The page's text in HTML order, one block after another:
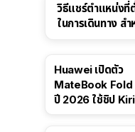
วิธีแชร์ตำแหน่งที่
ในการเดินทาง ส
Huawei เปิดตัว
MateBook Fold
ปี 2026 ใช้ชิป